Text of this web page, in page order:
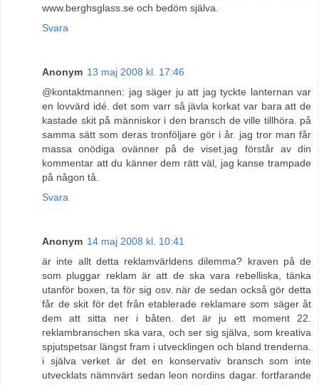
www.berghsglass.se och bedöm själva.
Svara
Anonym 13 maj 2008 kl. 17:46
@kontaktmannen: jag säger ju att jag tyckte lanternan var
en lovvärd idé. det som varr så jävla korkat var bara att de
kastade skit på människor i den bransch de ville tillhöra. på
samma sätt som deras tronföljare gör i år. jag tror man får
massa onödiga ovänner på de viset.jag förstår av din
kommentar att du känner dem rätt väl, jag kanse trampade
på någon tå.
Svara
Anonym 14 maj 2008 kl. 10:41
är inte allt detta reklamvärldens dilemma? kraven på de
som pluggar reklam är att de ska vara rebelliska, tänka
utanför boxen, ta för sig osv. när de sedan också gör detta
får de skit för det från etablerade reklamare som säger åt
dem att sitta ner i båten. det är ju ett moment 22.
reklambranschen ska vara, och ser sig själva, som kreativa
spjutspetsar längst fram i utvecklingen och bland trenderna.
i själva verket är det en konservativ bransch som inte
utvecklats nämnvärt sedan leon nordins dagar. fortfarande